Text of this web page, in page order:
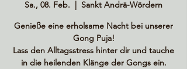
Sa., 08. Feb.
Sankt Andrä-Wördern
Genieße eine erholsame Nacht bei unserer
Gong Puja!
Lass den Alltagsstress hinter dir und tauche
in die heilenden Klänge der Gongs ein.